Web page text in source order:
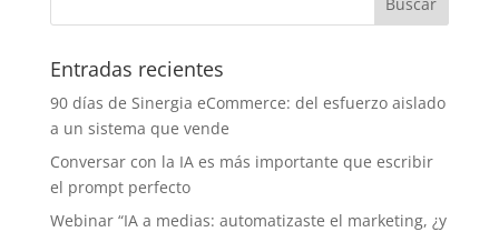
Entradas recientes
90 días de Sinergia eCommerce: del esfuerzo aislado
a un sistema que vende
Conversar con la IA es más importante que escribir
el prompt perfecto
Webinar “IA a medias: automatizaste el marketing, ¿y